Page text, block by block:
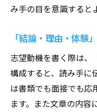
み手の目を意識すると
「結論・理由・体験
志望動機を書く際は
構成すると、読み手に
は書類でも面接でも応
ます。また文章の内容